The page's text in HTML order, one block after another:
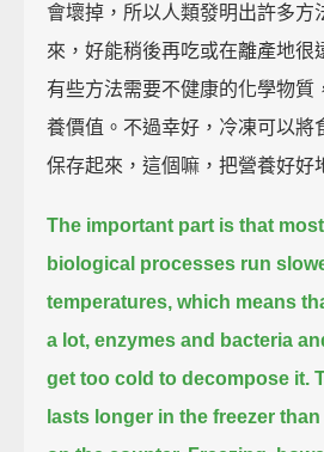
會壞掉，所以人類發明出許多方
來，好能稍後再吃或在離產地很
有些方法需要不健康的化學物質
養價值。不過幸好，冷凍可以將
保存起來，這個嘛，把營養好好
The important part is that
biological processes run
temperatures, which means
a lot, enzymes and bacteria
get too cold to decompose it.
lasts longer in the freezer